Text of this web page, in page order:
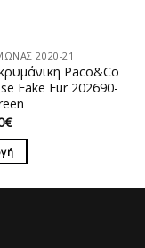
2020-21
Paco&Co
Fake Fur 202690-
€